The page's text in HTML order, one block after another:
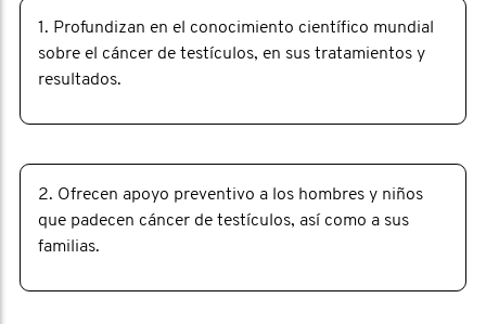
1. Profundizan en el conocimiento científico mundial
sobre el cáncer de testículos, en sus tratamientos y
resultados.
2. Ofrecen apoyo preventivo a los hombres y niños
que padecen cáncer de testículos, así como a sus
familias.